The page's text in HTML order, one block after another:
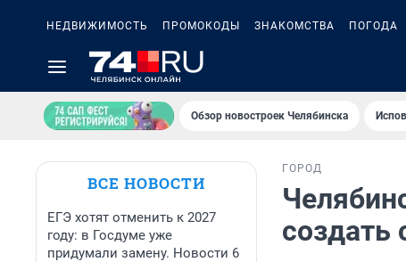
НЕДВИЖИМОСТЬ ПРОМОКОДЫ ЗНАКОМСТВА ПОГОДА
Обзор новостроек Челябинска
ВСЕ НОВОСТИ
ЕГЭ хотят отменить к 2027
году: в Госдуме уже
придумали замену. Новости 6
ГОРОД
создать